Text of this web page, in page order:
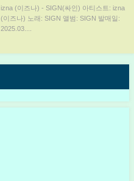
izna (이즈나) - SIGN(싸인) 아티스트: izna
(이즈나) 노래: SIGN 앨범: SIGN 발매일:
2025.03....